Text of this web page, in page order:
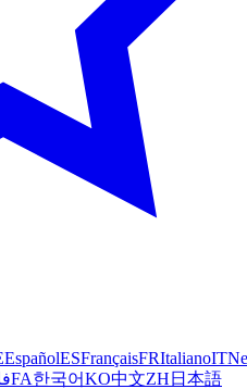
EspañolESFrançaisFRItalianoIT
FA한국어KO中文ZH 日本語